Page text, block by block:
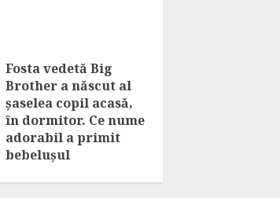
Fosta vedetă Big
Brother a născut al
șaselea copil acasă,
în dormitor. Ce nume
adorabil a primit
bebelușul